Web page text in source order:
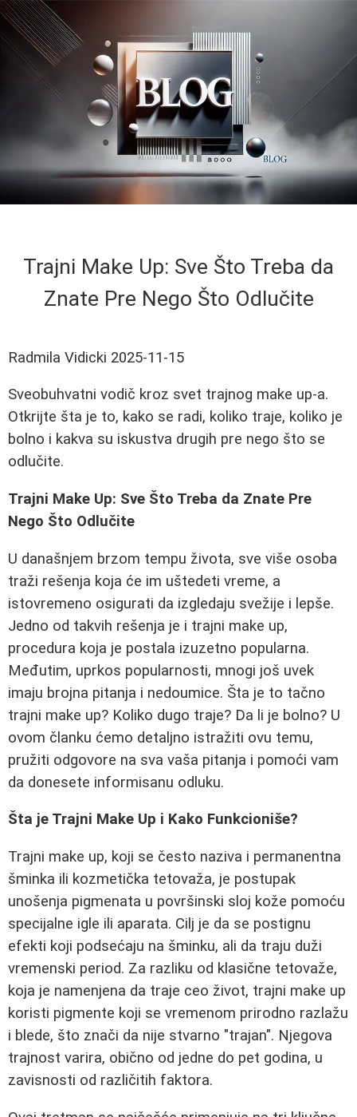
Trajni Make Up: Sve Što Treba da
Znate Pre Nego Što Odlučite
Radmila Vidicki 2025-11-15
Sveobuhvatni vodič kroz svet trajnog make up-a.
Otkrijte šta je to, kako se radi, koliko traje, koliko je
bolno i kakva su iskustva drugih pre nego što se
odlučite.
Trajni Make Up: Sve Što Treba da Znate Pre
Nego Što Odlučite
U današnjem brzom tempu života, sve više osoba
traži rešenja koja će im uštedeti vreme, a
istovremeno osigurati da izgledaju svežije i lepše.
Jedno od takvih rešenja je i trajni make up,
procedura koja je postala izuzetno popularna.
Međutim, uprkos popularnosti, mnogi još uvek
imaju brojna pitanja i nedoumice. Šta je to tačno
trajni make up? Koliko dugo traje? Da li je bolno? U
ovom članku ćemo detaljno istražiti ovu temu,
pružiti odgovore na sva vaša pitanja i pomoći vam
da donesete informisanu odluku.
Šta je Trajni Make Up i Kako Funkcioniše?
Trajni make up, koji se često naziva i permanentna
šminka ili kozmetička tetovaža, je postupak
unošenja pigmenata u površinski sloj kože pomoću
specijalne igle ili aparata. Cilj je da se postignu
efekti koji podsećaju na šminku, ali da traju duži
vremenski period. Za razliku od klasične tetovaže,
koja je namenjena da traje ceo život, trajni make up
koristi pigmente koji se vremenom prirodno razlažu
i blede, što znači da nije stvarno "trajan". Njegova
trajnost varira, obično od jedne do pet godina, u
zavisnosti od različitih faktora.